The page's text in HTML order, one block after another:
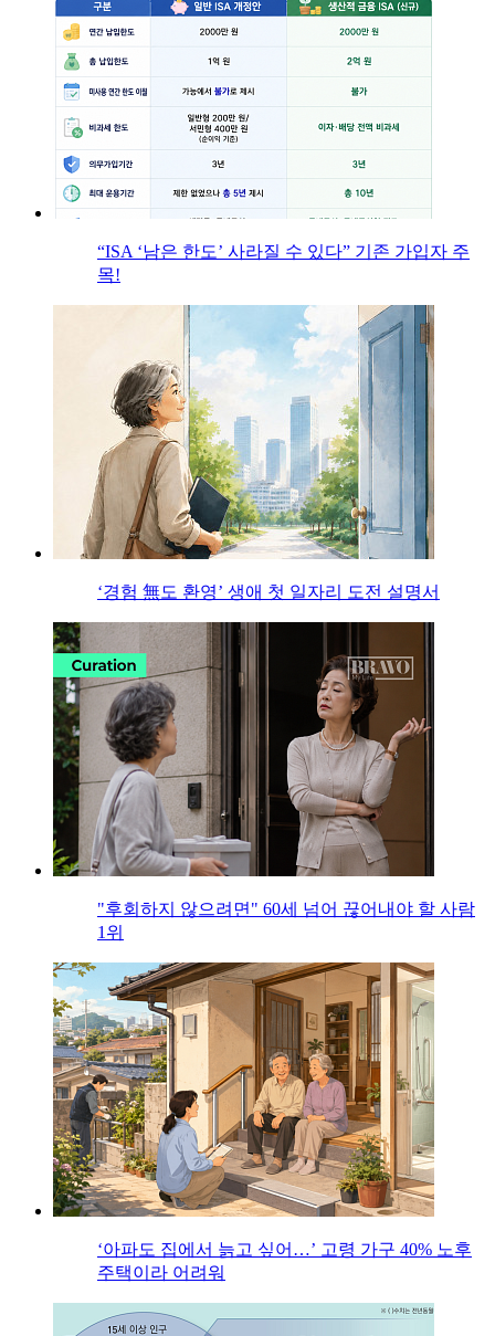
“ISA ‘남은 한도’ 사라질 수 있다” 기존 가입자 주
목!
‘경험 無도 환영’ 생애 첫 일자리 도전 설명서
"후회하지 않으려면" 60세 넘어 끊어내야 할 사람
1위
‘아파도 집에서 늙고 싶어…’ 고령 가구 40% 노후
주택이라 어려워